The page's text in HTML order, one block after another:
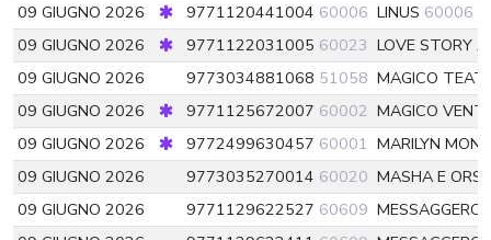
09 GIUGNO 2026
9771120441004 60006 LINUS 60006
09 GIUGNO 2026
9771122031005 60023 LOVE STORY
09 GIUGNO 2026
9773034881068 51058 MAGICO
09 GIUGNO 2026
9771125672007 60002 MAGICO
09 GIUGNO 2026
9772499630457 60001 MARILYN
09 GIUGNO 2026
9773035270014 60020 MASHA E
09 GIUGNO 2026
9771129622527 60609